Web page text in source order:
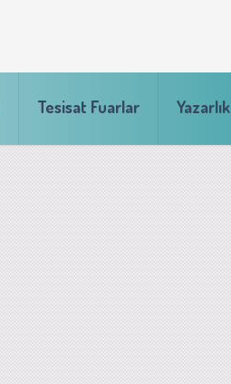
Tesisat Fuarlar Yazarlık